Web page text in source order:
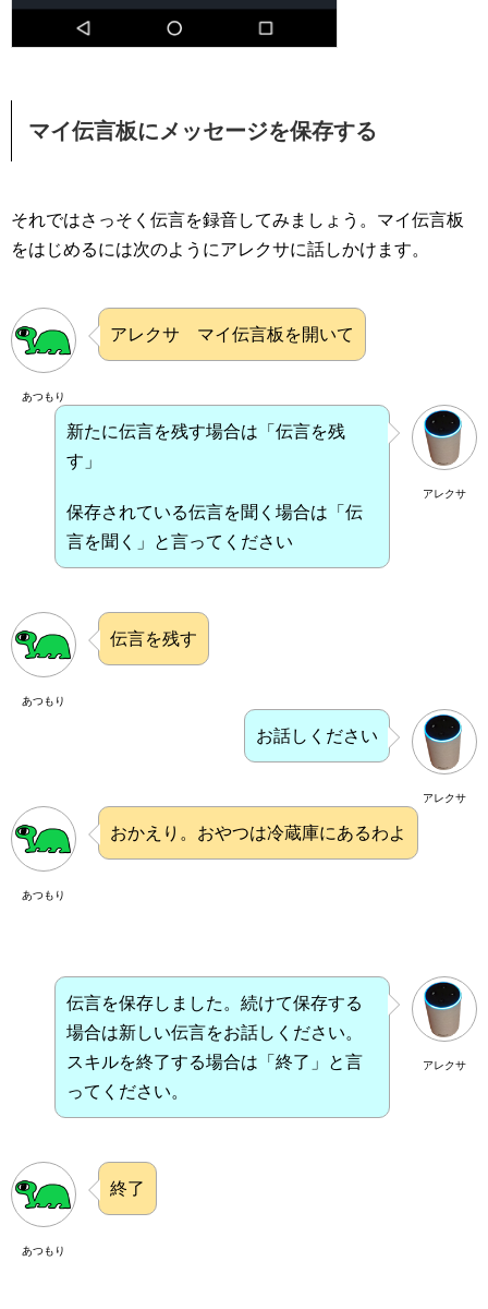
マイ伝言板にメッセージを保存する
それではさっそく伝言を録音してみましょう。マイ伝言板
をはじめるには次のようにアレクサに話しかけます。
あつもり
アレクサ マイ伝言板を開いて
アレクサ
新たに伝言を残す場合は「伝言を残
す」
保存されている伝言を聞く場合は「伝
言を聞く」と言ってください
あつもり
伝言を残す
アレクサ
お話しください
あつもり
おかえり。おやつは冷蔵庫にあるわよ
アレクサ
伝言を保存しました。続けて保存する
場合は新しい伝言をお話しください。
スキルを終了する場合は「終了」と言
ってください。
あつもり
終了